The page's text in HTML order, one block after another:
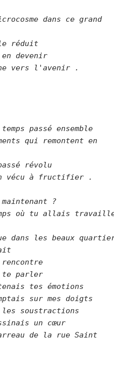
dans ce grand
réduit
devenir
vers l'avenir .
passé ensemble
qui remontent en
révolu
vécu à fructifier .
?
où tu allais
dans les beaux
te parler
tes émotions
sur mes doigts
soustractions
un cœur
de la rue Saint